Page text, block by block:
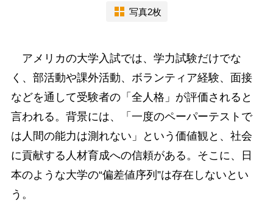
写真2枚
アメリカの大学入試では、学力試験だけでな
く、部活動や課外活動、ボランティア経験、面接
などを通して受験者の「全人格」が評価されると
言われる。背景には、「一度のペーパーテストで
は人間の能力は測れない」という価値観と、社会
に貢献する人材育成への信頼がある。そこに、日
本のような大学の“偏差値序列”は存在しないとい
う。